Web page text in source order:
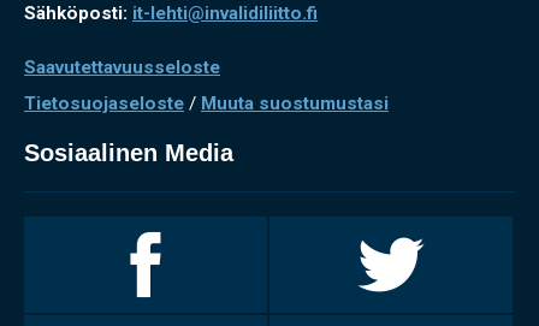
Sähköposti: it-lehti@invalidiliitto.fi
Saavutettavuusseloste
Tietosuojaseloste / Muuta suostumustasi
Sosiaalinen Media
Facebookissa
Twitterissä